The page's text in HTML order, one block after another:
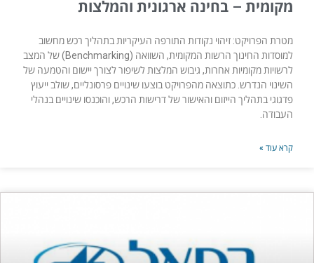
מקומית – בחינה ארגונית והמלצות
מטרת הפרויקט: זיהוי נקודות התורפה העיקריות בתהליך רכש מחשוב
למוסדות החינוך הרשות המקומית, השוואה (Benchmarking) של המצב
לרשויות מקומיות אחרות, גיבוש המלצות לשיפור לצורך יישום והטמעה של
השינוי הנדרש. כתוצאה מהפרויקט בוצעו שינויים פרסונליים, שולב ייעוץ
פדגוגי בתהליך הייזום והאישור של דרישות הרכש, והוכנסו שינויים בנהלי
העבודה.
קרא עוד »